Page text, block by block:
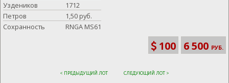
Уздеников
1712
Петров
1,50 руб.
Сохранность
RNGA MS61
100 6 500 РУБ.
< ПРЕДЫДУЩИЙ ЛОТ СЛЕДУЮЩИЙ ЛОТ >